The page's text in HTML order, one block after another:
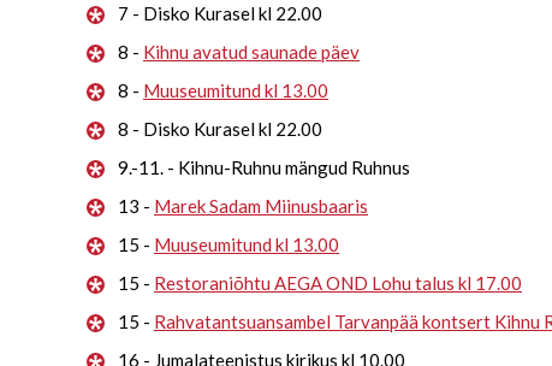
7 - Disko Kurasel kl 22.00
8 - Kihnu avatud saunade päev
8 - Muuseumitund kl 13.00
8 - Disko Kurasel kl 22.00
9.-11. - Kihnu-Ruhnu mängud Ruhnus
13 - Marek Sadam Miinusbaaris
15 - Muuseumitund kl 13.00
15 - Restoraniõhtu AEGA OND Lohu talus kl 17.00
15 - Rahvatantsuansambel Tarvanpää kontsert Kihnu
16 - Jumalateenistus kirikus kl 10.00